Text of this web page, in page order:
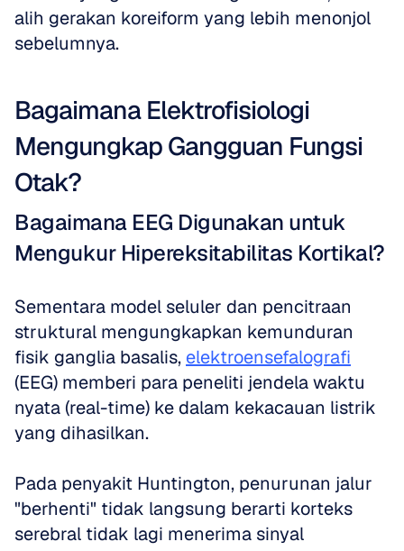
alih gerakan koreiform yang lebih menonjol
sebelumnya.
Bagaimana Elektrofisiologi
Mengungkap Gangguan Fungsi
Otak?
Bagaimana EEG Digunakan untuk
Mengukur Hipereksitabilitas Kortikal?
Sementara model seluler dan pencitraan
struktural mengungkapkan kemunduran
fisik ganglia basalis, elektroensefalografi
(EEG) memberi para peneliti jendela waktu
nyata (real-time) ke dalam kekacauan listrik
yang dihasilkan.
Pada penyakit Huntington, penurunan jalur
"berhenti" tidak langsung berarti korteks
serebral tidak lagi menerima sinyal